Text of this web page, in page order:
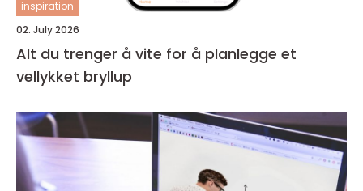
inspiration
02. July 2026
Alt du trenger å vite for å planlegge et
vellykket bryllup